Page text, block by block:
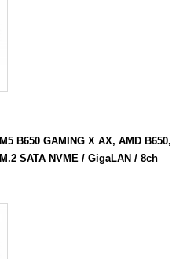
B650 GAMING X AX, AMD B650,
SATA NVME / GigaLAN / 8ch